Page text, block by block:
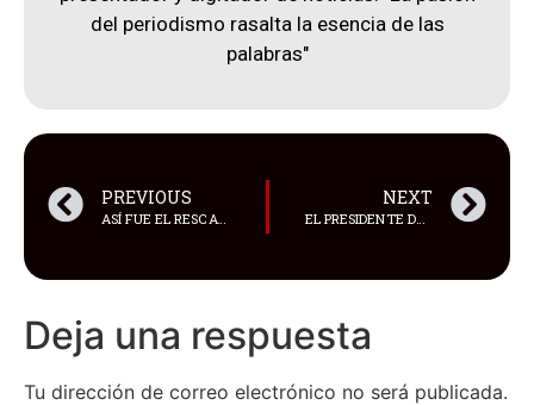
del periodismo rasalta la esencia de las
palabras"
PREVIOUS
ASÍ FUE EL RESCATE DEL MINERO QUE ESTUVO 45 HORAS ATRAPADO TRAS DERRUMBE EN UN TÚNEL DE LA MINERA PAMPA CAMARONES
NEXT
Deja una respuesta
Tu dirección de correo electrónico no será publicada.